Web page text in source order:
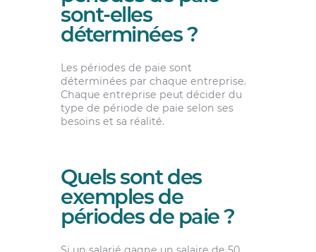
sont-elles
déterminées ?
Les périodes de paie sont
déterminées par chaque entreprise.
Chaque entreprise peut décider du
type de période de paie selon ses
besoins et sa réalité.
Quels sont des
exemples de
périodes de paie ?